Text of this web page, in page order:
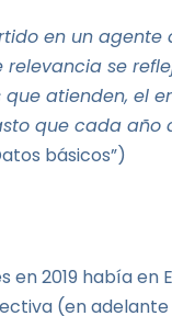
en un
se
atienden, el
que cada
básicos”)
en 2019 había en
(en adelante